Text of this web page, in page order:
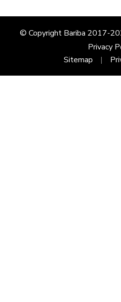
© Copyright Bariba 2017-
Privacy
Sitemap